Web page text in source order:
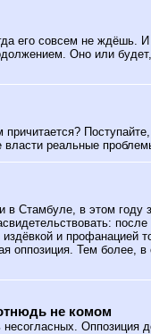
его совсем не ждёшь.
Оно или
власти реальные
в Стамбуле, в этом году
и профанацией
оппозиция. Тем более,
не комом
Оппозиция